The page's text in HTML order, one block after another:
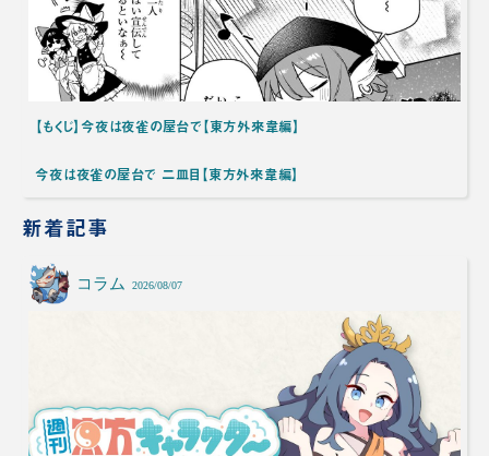
【もくじ】今夜は夜雀の屋台で【東方外來韋編】
今夜は夜雀の屋台で 二皿目【東方外來韋編】
新着記事
コラム 2026/08/07